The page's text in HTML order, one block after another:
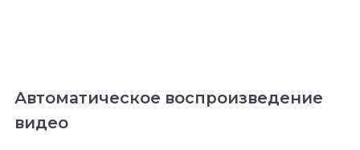
Автоматическое воспроизведение
видео